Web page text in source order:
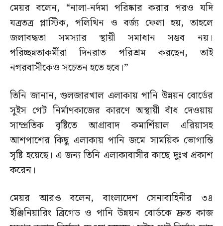
মেয়র বলেন, “নালা-নর্দমা পরিষ্কার করার পরও যদি
যত্রতত্র প্লাস্টিক, পলিথিন ও বর্জ্য ফেলা হয়, তাহলে
জলাবদ্ধতা সমস্যার স্থায়ী সমাধান সম্ভব নয়।
পরিচ্ছন্নতাকর্মীরা দিনরাত পরিশ্রম করছেন, তাই
নগরবাসীকেও সচেতন হতে হবে।”
তিনি জানান, গুলজারখাল এলাকায় পানি উন্নয়ন বোর্ডের
সুইস গেট নির্মাণকাজের কারণে অস্থায়ী বাঁধ দেওয়ায়
সাম্প্রতিক বৃষ্টিতে আগ্রাবাদ কমার্শিয়াল এরিয়াসহ
আশপাশের কিছু এলাকায় পানি জমে সাময়িক ভোগান্তি
সৃষ্টি হয়েছে। এ জন্য তিনি এলাকাবাসীর কাছে দুঃখ প্রকাশ
করেন।
মেয়র আরও বলেন, বাংলাদেশ সেনাবাহিনীর ৩৪
ইঞ্জিনিয়ারিং ব্রিগেড ও পানি উন্নয়ন বোর্ডকে দ্রুত কাজ